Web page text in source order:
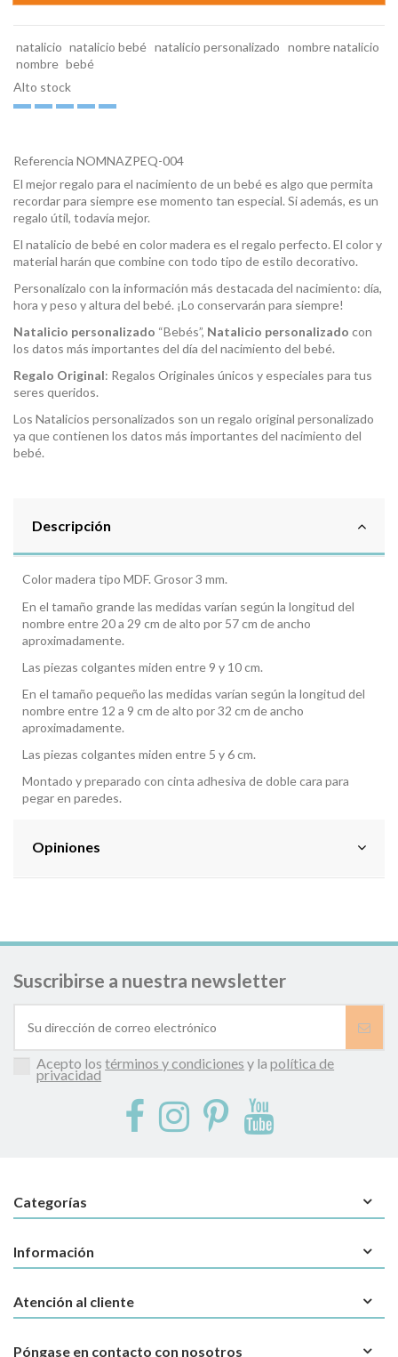
natalicio natalicio bebé natalicio personalizado nombre natalicio
nombre bebé
Alto stock
Referencia NOMNAZPEQ-004
El mejor regalo para el nacimiento de un bebé es algo que permita
recordar para siempre ese momento tan especial. Si además, es un
regalo útil, todavía mejor.
El natalicio de bebéen color madera es el regalo perfecto. El color y
material harán que combine con todo tipo de estilo decorativo.
Personalízalo con la información más destacada del nacimiento: día,
hora y peso y altura del bebé. ¡Lo conservarán para siempre!
Natalicio personalizado “Bebés”, Natalicio personalizado con
los datos más importantes del día del nacimiento del bebé.
Regalo Original: Regalos Originales únicos y especiales para tus
seres queridos.
Los Natalicios personalizados son un regalo original personalizado
ya que contienen los datos más importantes del nacimiento del
bebé.
Descripción
Color madera tipo MDF. Grosor 3 mm.
En el tamaño grande las medidas varían según la longitud del
nombre entre 20 a 29 cm de alto por 57 cm de ancho
aproximadamente.
Las piezas colgantes miden entre 9 y 10 cm.
En el tamaño pequeño las medidas varían según la longitud del
nombre entre 12 a 9 cm de alto por 32 cm de ancho
aproximadamente.
Las piezas colgantes miden entre 5 y 6 cm.
Montado y preparado con cinta adhesiva de doble cara para
pegar en paredes.
Opiniones
Suscribirse a nuestra newsletter
Acepto lostérminos y condiciones y lapolítica de
privacidad
Categorías
Información
Atención al cliente
Póngase en contacto con nosotros